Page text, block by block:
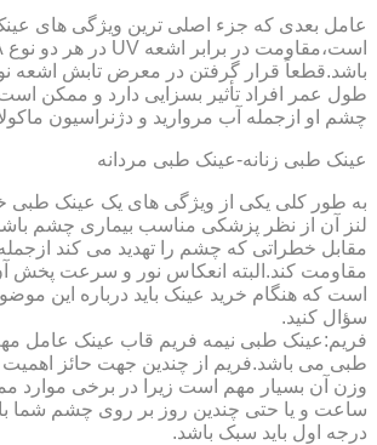
عامل بعدی که جزء اصلی ترین ویژگی های
طول عمر افراد تأثیر بسزایی دارد و ممکن
چشم او ازجمله آب مروارید و دژنراسیون
عینک طبی زنانه-عینک طبی مردانه
به طور کلی یکی از ویژگی های یک عینک
لنز آن از نظر پزشکی مناسب بیماری چشم باشد
مقابل خطراتی که چشم را تهدید می کند
مقاومت کند.البته انعکاس نور و سرعت پخش
است که هنگام خرید عینک باید درباره این
سؤال کنید.
فریم:عینک طبی نیمه فریم قاب عینک عامل
طبی می باشد.فریم از چندین جهت حائز اهمیت
وزن آن بسیار مهم است زیرا در برخی موارد
ساعت و یا حتی چندین روز بر روی چشم شما
درجه اول باید سبک باشد.